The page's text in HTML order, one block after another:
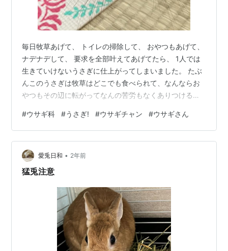
毎日牧草あげて、 トイレの掃除して、 おやつもあげて、
ナデナデして、 要求を全部叶えてあげてたら、 1人では
生きていけないうさぎに仕上がってしまいました。 たぶ
んこのうさぎは牧草はどこでも食べられて、なんならお
やつもその辺に転がってなんの苦労もなくありつけると
う概念もないはず。 茶色の立派な毛皮もなんのカモフラ
ージュにもならないから、あっという間に食べられてし
まうんだろうな。 こんなに尽くしているのに、少しでも
気に入らないことがあると足ダンして文句を言います。
その姿はまるで女王様のよう。 1時間でいいから入れ替わ
#ウサギ科 #うさぎ! #ウサギチャン #ウサギさん
愛兎日和 • 2年前
猛兎注意